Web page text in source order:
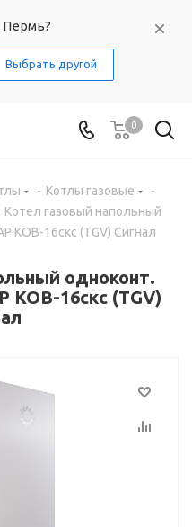
Выбрать другой
0
- Котлы газовые
-
Котел газовый напольный
КОВ-16скс (TGV) Сигнал
одноконт.
КОВ-16скс (TGV)